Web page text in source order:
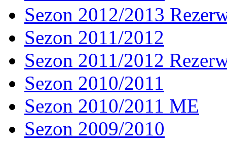
Sezon 2012/2013
Sezon 2011/2012
Sezon 2011/2012
Sezon 2010/2011
Sezon 2010/2011 ME
Sezon 2009/2010